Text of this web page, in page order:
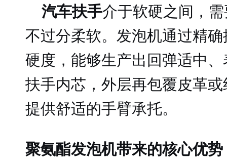
汽车扶手介于软硬之间，
不过分柔软。发泡机通过精
硬度，能够生产出回弹适中
扶手内芯，外层再包覆皮革
提供舒适的手臂承托。
聚氨酯发泡机带来的核心优势